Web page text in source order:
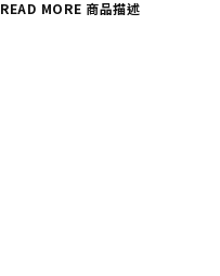
READ MORE 商品描述